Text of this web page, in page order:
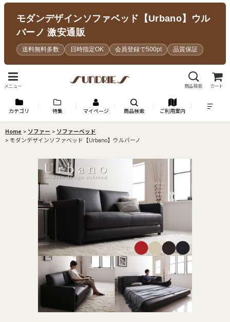
モダンデザインソファベッド【Urbano】ウル
バーノ 激安通販
送料無料多数 日時指定OK 会員登録で500pt 品質保証
メニュー 商品検索 カート
カテゴリ 特集 マイページ 商品検索 ご利用案内
Home > ソファー > ソファーベッド
> モダンデザインソファベッド【Urbano】ウルバーノ